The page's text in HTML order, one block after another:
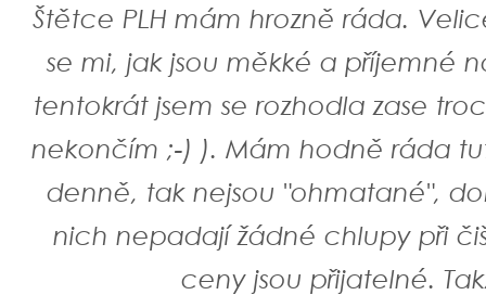
Štětce PLH mám hrozně ráda.
se mi, jak jsou měkké a příjemné
tentokrát jsem se rozhodla zase
nekončím ;-) ). Mám hodně ráda
denně, tak nejsou "ohmatané",
nich nepadají žádné chlupy při
ceny jsou přijatelné.